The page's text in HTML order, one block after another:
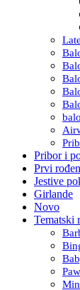
Pribor i
Prvi
Jestive
Girlande
Novo
Tematski